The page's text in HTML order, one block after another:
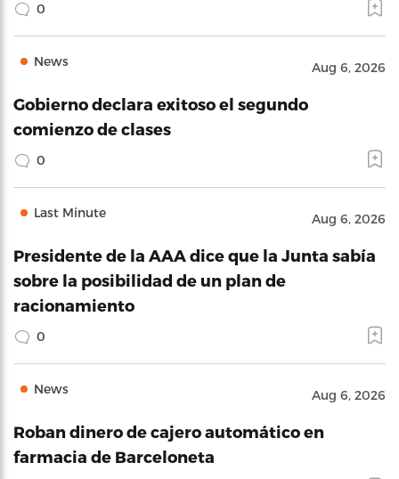
0
News Aug 6, 2026
Gobierno declara exitoso el segundo
comienzo de clases
0
Last Minute Aug 6, 2026
Presidente de la AAA dice que la Junta sabía
sobre la posibilidad de un plan de
racionamiento
0
News Aug 6, 2026
Roban dinero de cajero automático en
farmacia de Barceloneta